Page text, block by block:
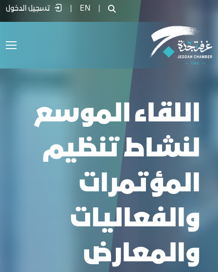
اللقاء الموسع لنشاط تنظيم المؤتمرات
EN تسجيل الدخول
اللقاء الموسع
لنشاط تنظيم
المؤتمرات
والفعاليات
والمعارض